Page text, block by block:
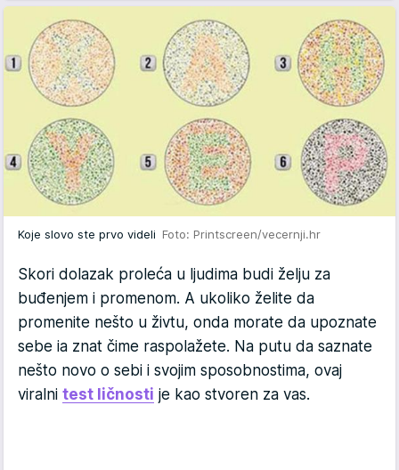
Koje slovo ste prvo videli Foto: Printscreen/vecernji.hr
Skori dolazak proleća u ljudima budi želju za
buđenjem i promenom. A ukoliko želite da
promenite nešto u živtu, onda morate da upoznate
sebe ia znat čime raspolažete. Na putu da saznate
nešto novo o sebi i svojim sposobnostima, ovaj
viralni test ličnosti je kao stvoren za vas.